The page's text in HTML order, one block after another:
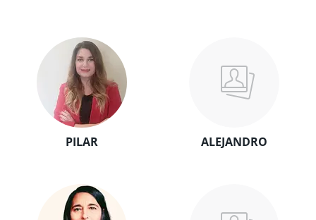
PILAR ALEJANDRO